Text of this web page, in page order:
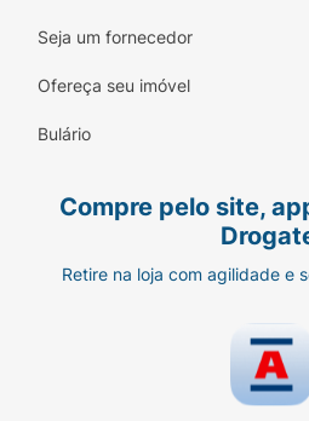
Seja um fornecedor
Ofereça seu imóvel
Bulário
Compre pelo site,
Retire na loja com agilidade e